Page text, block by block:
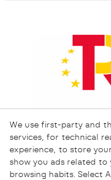
We use first-party and
services, for technical
experience, to store
show you ads related to
browsing habits. Select